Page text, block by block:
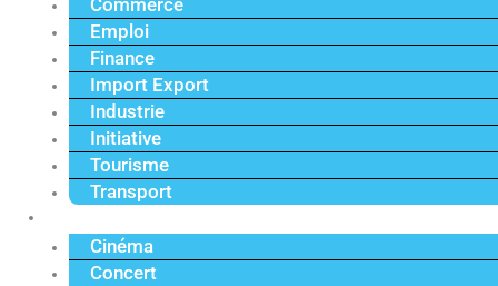
Commerce
Emploi
Finance
Import Export
Industrie
Initiative
Tourisme
Transport
Cinéma
Concert